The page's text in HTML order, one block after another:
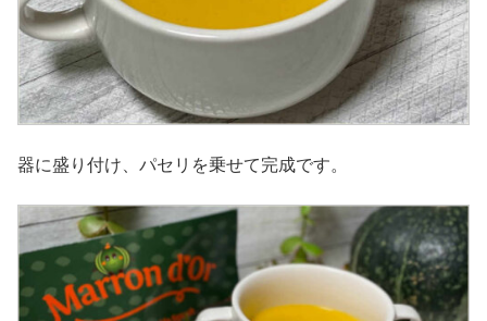
器に盛り付け、パセリを乗せて完成です。